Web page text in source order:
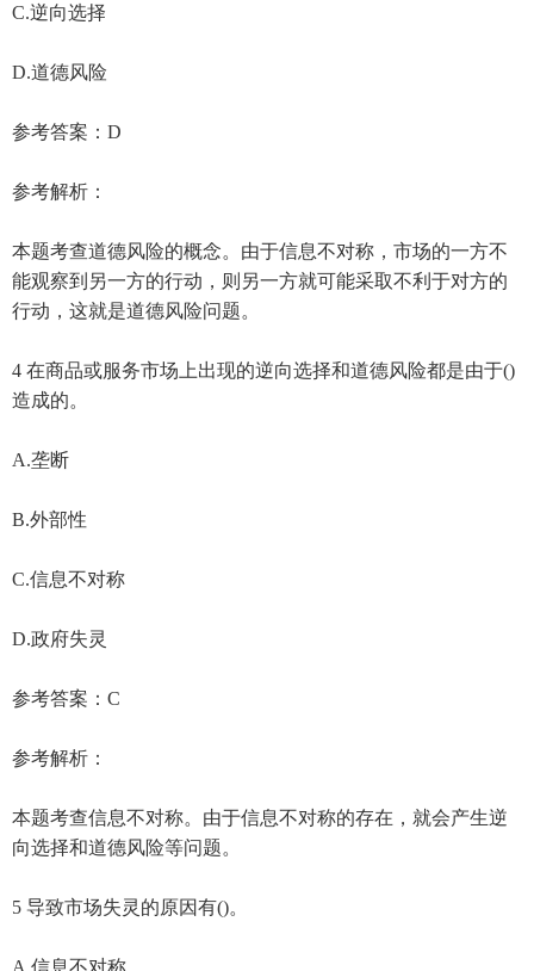
C.逆向选择
D.道德风险
参考答案：D
参考解析：
本题考查道德风险的概念。由于信息不对称，市场的一方不
能观察到另一方的行动，则另一方就可能采取不利于对方的
行动，这就是道德风险问题。
4 在商品或服务市场上出现的逆向选择和道德风险都是由于()
造成的。
A.垄断
B.外部性
C.信息不对称
D.政府失灵
参考答案：C
参考解析：
本题考查信息不对称。由于信息不对称的存在，就会产生逆
向选择和道德风险等问题。
5 导致市场失灵的原因有()。
A.信息不对称